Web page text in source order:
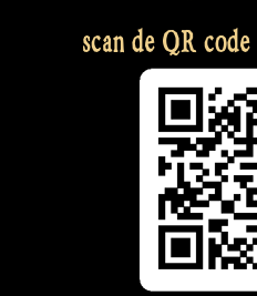
scan de QR code